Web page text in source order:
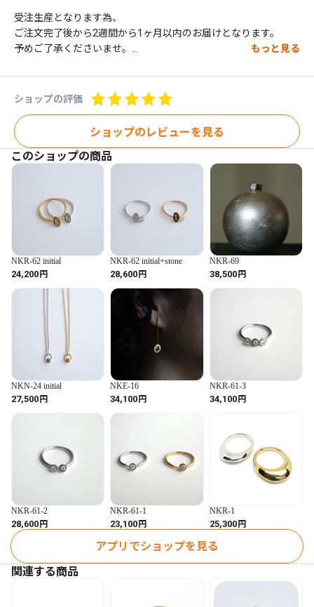
受注生産となります為、
ご注文完了後から2週間から1ヶ月以内のお届けとなります。
予めご了承くださいませ。
silver：silver 925
stone : onyx
-お取り扱いについて-
当製品は金属製品の為、かゆみ・アレルギー反応等の異常が生じ
た場合、直ちに使用をお控え下さい。
シルバー製品は、空気や汗等の硫黄成分と反応し硫化反応が起こ
ります。温泉等といった硫黄成分の多い場所での使用はご注意下
さい。
スキーやサウナなどでのご着用は凍傷や火傷の原因となる場合も
ございますのでご注意下さい。
もっと見る
ショップの評価
ショップのレビューを見る
このショップの商品
NKR-62 initial
24,200円
NKR-62 initial+stone
28,600円
NKR-69
38,500円
NKN-24 initial
27,500円
NKE-16
34,100円
NKR-61-3
34,100円
NKR-61-2
28,600円
NKR-61-1
23,100円
NKR-1
25,300円
アプリでショップを見る
関連する商品